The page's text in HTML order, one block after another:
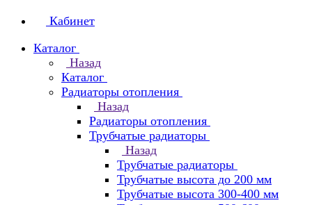
Кабинет
Каталог
Назад
Каталог
Радиаторы отопления
Назад
Радиаторы отопления
Трубчатые радиаторы
Назад
Трубчатые радиаторы
Трубчатые высота до 200 мм
Трубчатые высота 300-400 мм